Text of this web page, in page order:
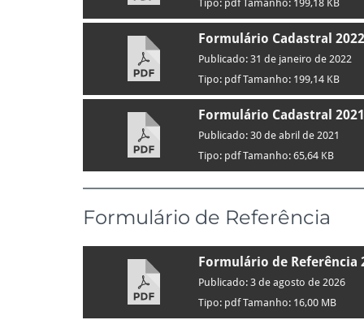
Tipo: pdf Tamanho: 199,18 KB
Formulário Cadastral 2022
Publicado: 31 de janeiro de 2022
Tipo: pdf Tamanho: 199,14 KB
Formulário Cadastral 2021
Publicado: 30 de abril de 2021
Tipo: pdf Tamanho: 65,64 KB
Formulário de Referência
Formulário de Referência
Publicado: 3 de agosto de 2026
Tipo: pdf Tamanho: 16,00 MB